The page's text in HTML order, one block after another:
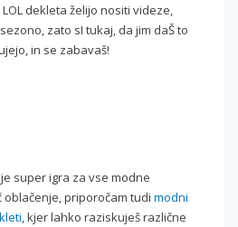
dekleta želijo nositi videze,
zato sI tukaj, da jim daŠ to
in se zabavaš!
je super igra za vse modne
oblačenje, priporočam tudi modni
, kjer lahko raziskuješ različne